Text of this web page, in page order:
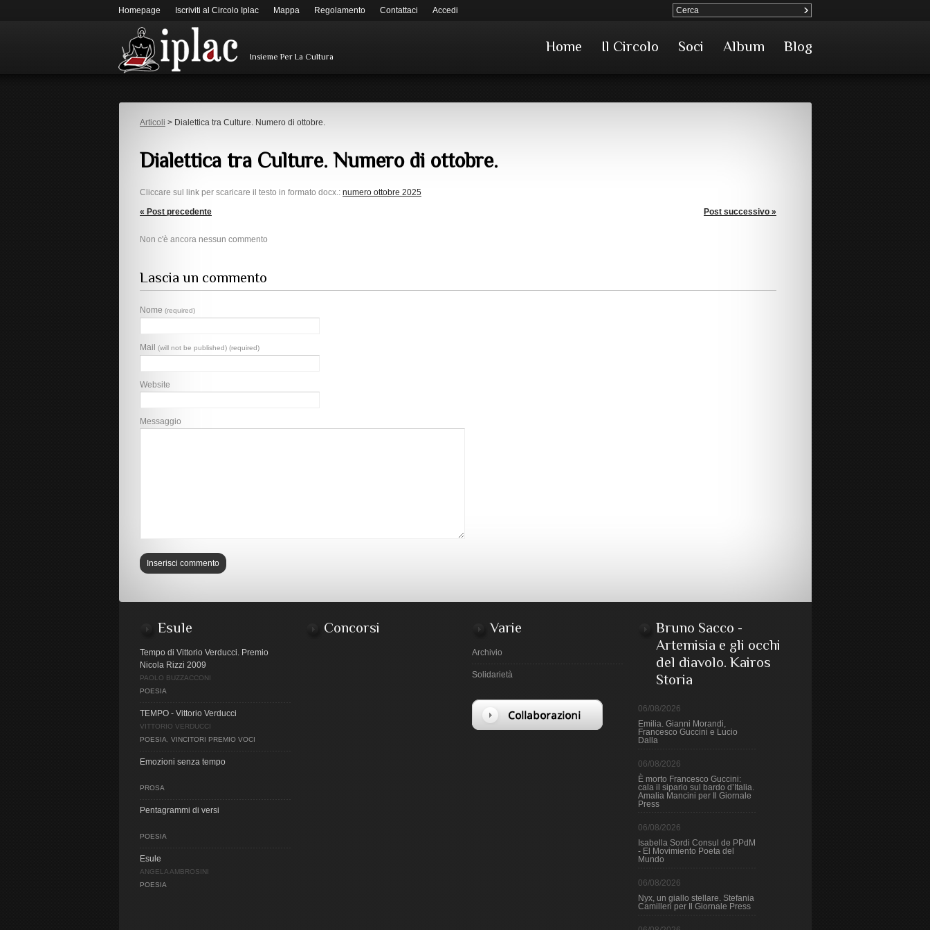
Homepage Iscriviti al Circolo Iplac Mappa Regolamento Contattaci Accedi
Insieme Per La Cultura
Home Il Circolo Soci Album Blog
Articoli > Dialettica tra Culture. Numero di ottobre.
Dialettica tra Culture. Numero di ottobre.
Cliccare sul link per scaricare il testo in formato docx.: numero ottobre 2025
« Post precedente
Post successivo »
Non c'è ancora nessun commento
Lascia un commento
Nome (required)
Mail (will not be published) (required)
Website
Messaggio
Esule
Tempo di Vittorio Verducci. Premio
Nicola Rizzi 2009
PAOLO BUZZACCONI
POESIA
TEMPO - Vittorio Verducci
VITTORIO VERDUCCI
POESIA
VINCITORI PREMIO VOCI
Emozioni senza tempo
PROSA
Pentagrammi di versi
POESIA
Esule
ANGELA AMBROSINI
POESIA
Concorsi Varie
Archivio
Solidarietà
Bruno Sacco -
Artemisia e gli occhi
del diavolo. Kairos
Storia
06/08/2026
Emilia. Gianni Morandi,
Francesco Guccini e Lucio
Dalla
06/08/2026
È morto Francesco Guccini:
cala il sipario sul bardo d’Italia.
Amalia Mancini per Il Giornale
Press
06/08/2026
Isabella Sordi Consul de PPdM
- El Movimiento Poeta del
Mundo
06/08/2026
Nyx, un giallo stellare. Stefania
Camilleri per Il Giornale Press